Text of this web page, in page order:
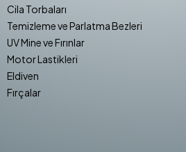
Cila Torbaları
Temizleme ve Parlatma Bezleri
UV Mine ve Fırınlar
Motor Lastikleri
Eldiven
Fırçalar